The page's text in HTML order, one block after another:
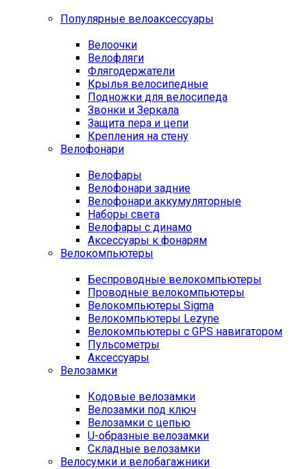
Популярные велоаксессуары
Велоочки
Велофляги
Флягодержатели
Крылья велосипедные
Подножки для велосипеда
Звонки и Зеркала
Защита пера и цепи
Крепления на стену
Велофонари
Велофары
Велофонари задние
Велофонари аккумуляторные
Наборы света
Велофары с динамо
Аксессуары к фонарям
Велокомпьютеры
Беспроводные велокомпьютеры
Проводные велокомпьютеры
Велокомпьютеры Sigma
Велокомпьютеры Lezyne
Велокомпьютеры с GPS навигатором
Пульсометры
Аксессуары
Велозамки
Кодовые велозамки
Велозамки под ключ
Велозамки с цепью
U-образные велозамки
Складные велозамки
Велосумки и велобагажники